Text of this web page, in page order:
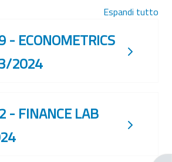
Espandi tutto
- ECONOMETRICS
2024
- FINANCE LAB